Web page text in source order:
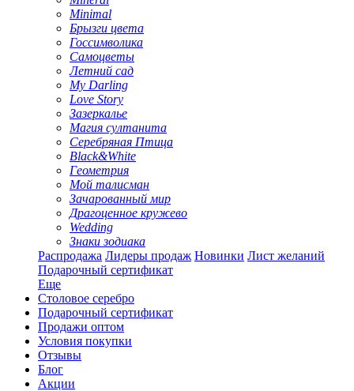
Minimal
Брызги цвета
Госсимволика
Самоцветы
Летний сад
My Darling
Love Story
Зазеркалье
Магия султанита
Серебряная Птица
Black&White
Геометрия
Мой талисман
Зачарованный мир
Драгоценное кружево
Wedding
Знаки зодиака
Распродажа Лидеры продаж Новинки Лист желаний
Подарочный сертификат
Еще
Столовое серебро
Подарочный сертификат
Продажи оптом
Условия покупки
Отзывы
Блог
Акции